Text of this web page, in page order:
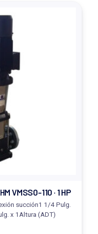
VMSS0-110 · 1 HP
succión1 1/4 Pulg.
x 1Altura (ADT)